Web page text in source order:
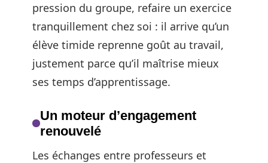
pression du groupe, refaire un exercice
tranquillement chez soi : il arrive qu’un
élève timide reprenne goût au travail,
justement parce qu’il maîtrise mieux
ses temps d’apprentissage.
Un moteur d’engagement
renouvelé
Les échanges entre professeurs et